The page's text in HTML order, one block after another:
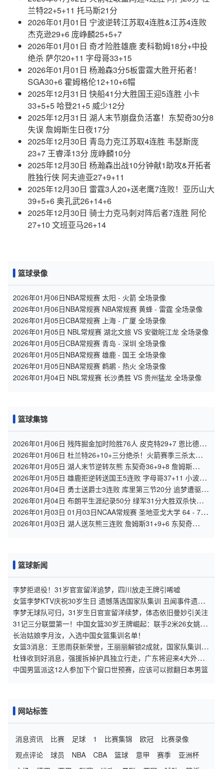
兰特22+5+11 托马斯21分
2026年01月01日 宁波逆转江苏取4连胜&江苏4连败
杰克逊29+6 庞峥麟25+5+7
2026年01月01日 奇才险胜雄鹿 麦科勒姆18分+中投
绝杀 萨尔20+11 字母哥33+15
2026年01月01日 杨瀚森3分5板雷霆大胜开拓者！
SGA30+6 霍姆格伦12+10+6帽
2025年12月31日 快船41分大胜国王迎5连胜 小卡
33+5+5 哈登21+5 威少12分
2025年12月31日 湖人末节崩盘负活塞！东契奇30分8
失误 詹姆斯生日夜17分
2025年12月30日 青岛力克江苏取4连胜 韦瑟斯庞
23+7 王睿泽13分 庞峥麟10分
2025年12月30日 杨瀚森出战10分钟献1助攻&开拓者
胜独行侠 阿夫迪亚27+9+11
2025年12月30日 雷霆3人20+送老鹰7连败！亚历山大
39+5+6 奥孔武26+14+6
2025年12月30日 骑士力克马刺对阵后者7连胜 阿伦
27+10 文班亚马26+14
篮球录像
2026年01月06日NBA常规赛 太阳 - 火箭 全场录像
2026年01月06日NBA常规赛 NBA常规赛 黄蜂 - 雷霆 全场录像
2026年01月05日CBA常规赛 上海 - 广厦 全场录像
2026年01月05日 NBL常规赛 湖北文旅 VS 安徽皖江龙 全场录像
2026年01月05日CBA常规赛 青岛 - 深圳 全场录像
2026年01月05日NBA常规赛 雄鹿 - 国王 全场录像
2026年01月05日NBA常规赛 鹈鹕 - 热火 全场录像
2026年01月04日 NBL常规赛 长沙勇胜 VS 贵州猛龙 全场录像
篮球集锦
2026年01月06日 残阵掘金加时险胜76人 皮克特29+7 恩比德
32+10&关键干扰球
2026年01月06日 杜兰特26+10+三分绝杀！火箭赛季三杀太阳
申京缺阵 布克27分
2026年01月05日 湖人末节逆转灰熊 东契奇36+9+8 詹姆斯
26+7+10 拉拉维亚26+5
2026年01月05日 雄鹿拒逆转送国王5连败 字母哥37+11 小波特
25+10 威少21+6
2026年01月04日 勇士送爵士3连败 库里第三节20分 追梦遭驱逐
马卡空砍35+6
2026年01月04日 布朗平生涯纪录50分 绿军31分大胜双杀快船
终结其6连胜
2026年01月03日 01月03日NCAA常规赛 圣地亚戈大学 64 - 74
旧金山大学 集锦
2026年01月03日 湖人送灰熊三连败 詹姆斯31+9+6 东契奇
篮球新闻
李梦拒退役！31岁官宣留洋追梦，四川放走王牌引唏嘘
女篮李梦KTV庆祝30岁生日 遗憾落选国家队集训 丑闻事件遗憾
终身
李梦无球队可归，31岁生日官宣留洋续梦，体态依旧曼妙引关注
31记三分联盟第一！中国女篮30岁王牌崛起：联手2米26女姚明
冲冠
长治姑娘李月汝，入选中国女篮集训名单！
女篮3消息：王思雨获新荣誉，王丽丽解锁2成就，国家队集训增
2人
杜锋收到好消息，强援拆掉护具独立行走，广东将迎来4大外援
合璧
中国男篮派这12人参加下个窗口世预赛，应该可以掀翻日本男篮
网站标签
消息资讯 比赛 足球 1 比赛集锦 欧冠
比赛录像
观点评论
球员 NBA CBA 篮球 意甲 赛季
亚洲杯